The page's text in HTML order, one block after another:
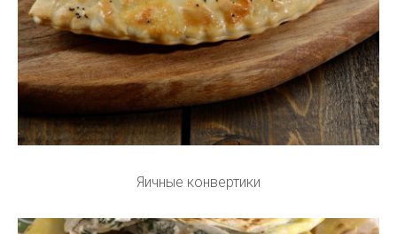
Яичные конвертики